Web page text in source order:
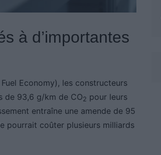
à d’importantes
Economy), les constructeurs
de 93,6 g/km de CO2 pour leurs
entraîne une amende de 95
pourrait coûter plusieurs milliards